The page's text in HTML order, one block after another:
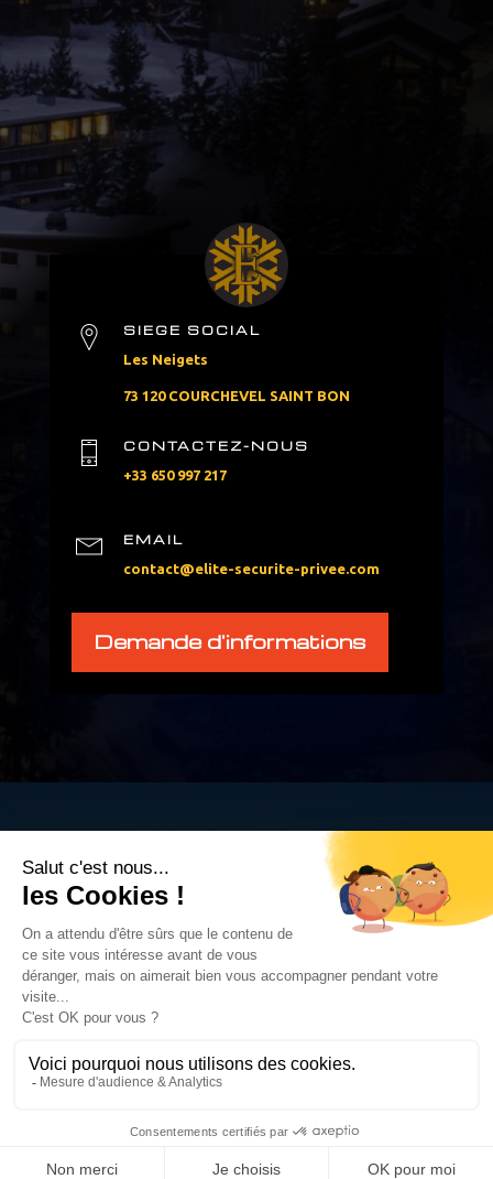
SIEGE SOCIAL
Les Neigets
73 120 COURCHEVEL SAINT BON
CONTACTEZ-NOUS
+33 650 997 217
EMAIL
contact@elite-securite-privee.com
Demande d'informations
Politique de confidentialité